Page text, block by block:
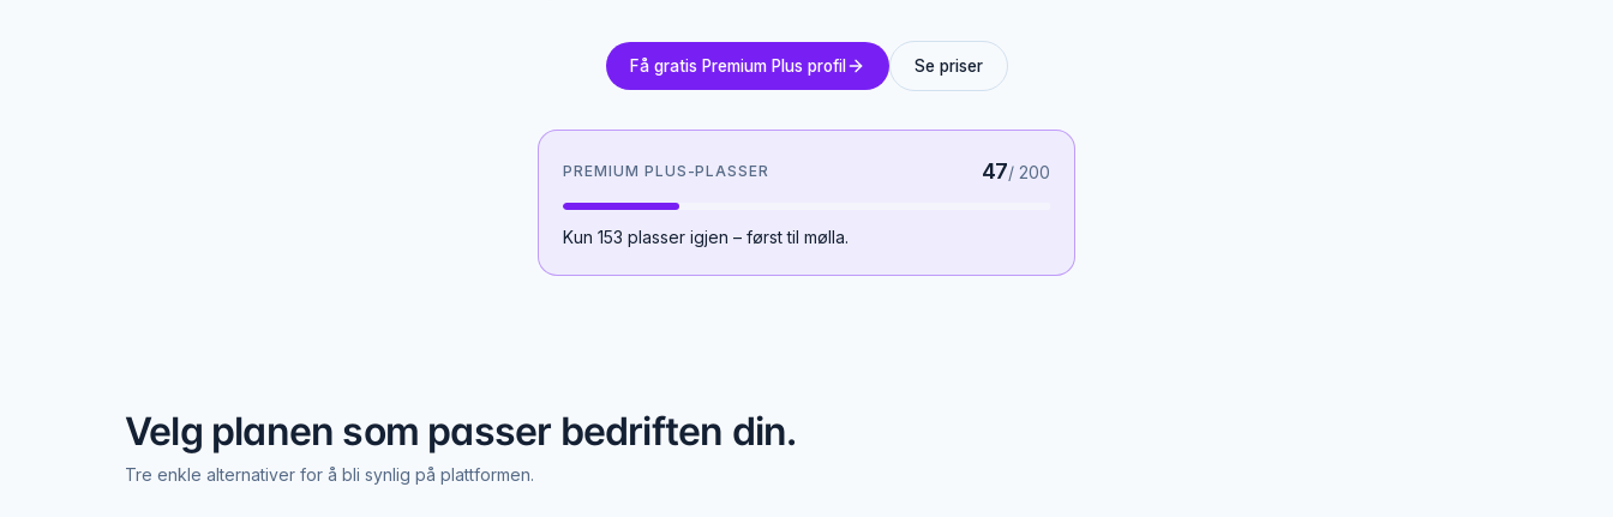
Få gratis Premium Plus profil Se priser
PREMIUM PLUS-PLASSER 47/ 200
Kun 153 plasser igjen – først til mølla.
Velg planen som passer bedriften din.
Tre enkle alternativer for å bli synlig på plattformen.